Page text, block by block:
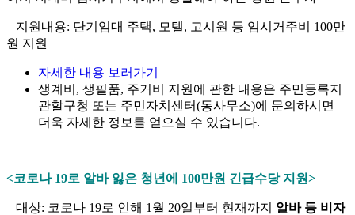
– 지원내용: 단기임대 주택, 모텔, 고시원 등 임시거주비 100만
원 지원
자세한 내용 보러가기
생계비, 생필품, 주거비 지원에 관한 내용은 주민등록지
관할구청 또는 주민자치센터(동사무소)에 문의하시면
더욱 자세한 정보를 얻으실 수 있습니다.
<코로나 19로 알바 잃은 청년에 100만원 긴급수당 지원>
– 대상: 코로나 19로 인해 1월 20일부터 현재까지
알바 등 비자